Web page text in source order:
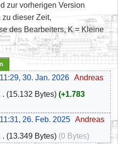
zur vorherigen Version
zu dieser Zeit,
des Bearbeiters, K = Kleine
11:29, 30. Jan. 2026‎ Andreas
15.132 Bytes
+1.783
11:31, 26. Feb. 2025‎ Andreas
13.349 Bytes
0 Bytes